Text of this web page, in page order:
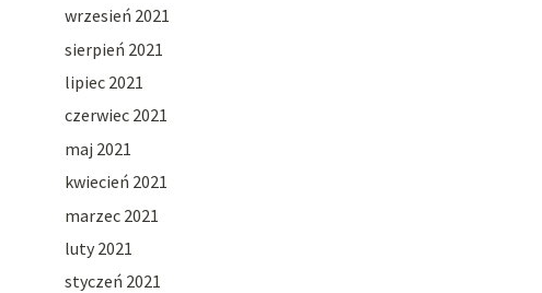
wrzesień 2021
sierpień 2021
lipiec 2021
czerwiec 2021
maj 2021
kwiecień 2021
marzec 2021
luty 2021
styczeń 2021